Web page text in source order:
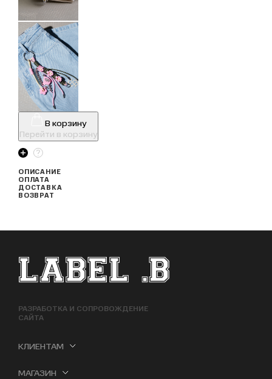
В корзину
Перейти в корзину
ОПИСАНИЕ
ОПЛАТА
ДОСТАВКА
ВОЗВРАТ
ФУТЕР САЙТА
РАЗРАБОТКА И СОПРОВОЖДЕНИЕ
САЙТА
КЛИЕНТАМ
МАГАЗИН